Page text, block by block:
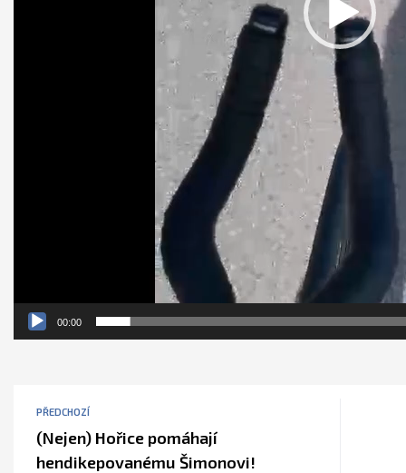
00:00
PŘEDCHOZÍ
(Nejen) Hořice pomáhají
hendikepovanému Šimonovi!